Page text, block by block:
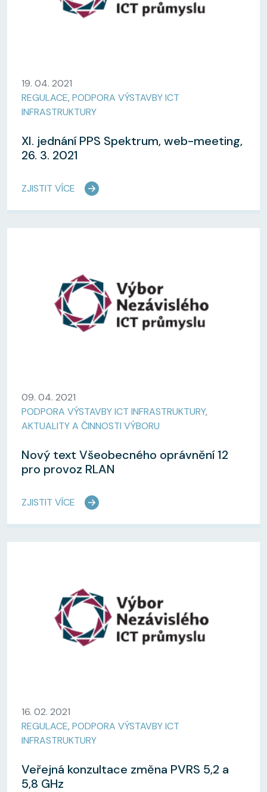
19. 04. 2021
REGULACE, PODPORA VÝSTAVBY ICT
INFRASTRUKTURY
XI. jednání PPS Spektrum, web-meeting,
26. 3. 2021
ZJISTIT VÍCE
09. 04. 2021
PODPORA VÝSTAVBY ICT INFRASTRUKTURY,
AKTUALITY A ČINNOSTI VÝBORU
Nový text Všeobecného oprávnění 12
pro provoz RLAN
ZJISTIT VÍCE
16. 02. 2021
REGULACE, PODPORA VÝSTAVBY ICT
INFRASTRUKTURY
Veřejná konzultace změna PVRS 5,2 a
5,8 GHz